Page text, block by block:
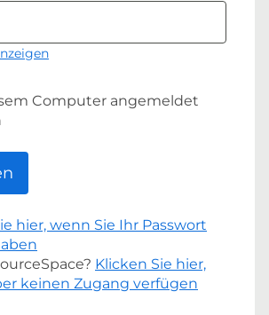
Computer angemeldet
hier, wenn Sie Ihr Passwort
Klicken Sie hier,
keinen Zugang verfügen